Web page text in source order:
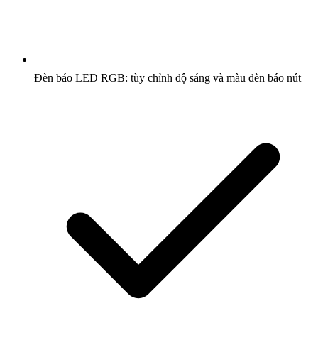
Đèn báo LED RGB: tùy chỉnh độ sáng và màu đèn báo nút